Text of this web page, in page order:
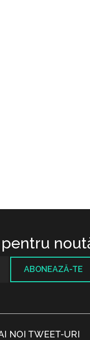
ABONEAZĂ-TE
NOI TWEET-URI